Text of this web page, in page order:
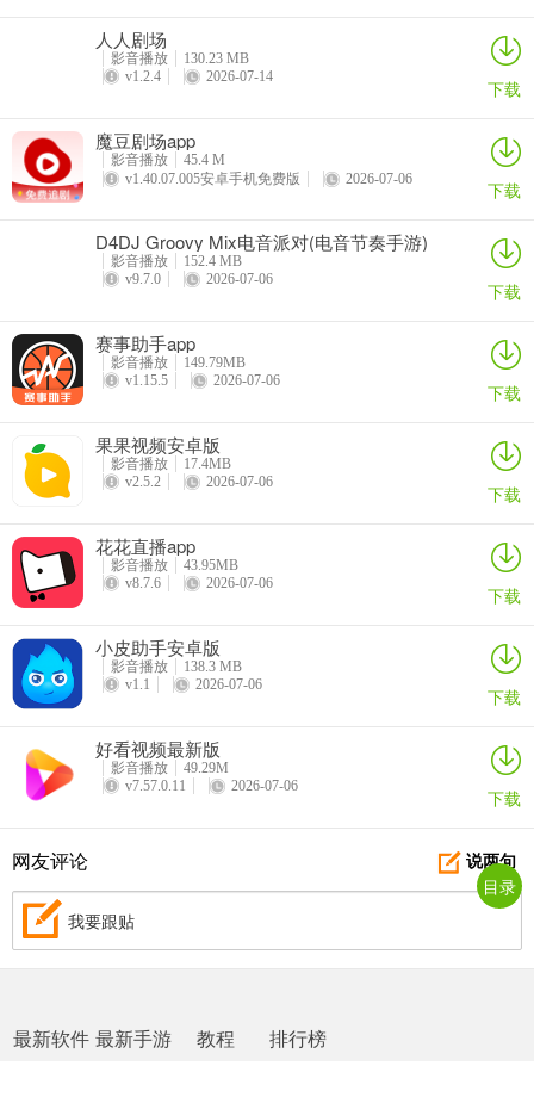
人人剧场
影音播放
130.23 MB
v1.2.4
2026-07-14 下载
魔豆剧场app
影音播放
45.4 M
v1.40.07.005安卓手机免费版
2026-07-06 下载
D4DJ Groovy Mix电音派对(电音节奏手游)
影音播放
152.4 MB
v9.7.0
2026-07-06 下载
赛事助手app
影音播放
149.79MB
v1.15.5
2026-07-06 下载
果果视频安卓版
影音播放
17.4MB
v2.5.2
2026-07-06 下载
花花直播app
影音播放
43.95MB
v8.7.6
2026-07-06 下载
小皮助手安卓版
影音播放
138.3 MB
v1.1
2026-07-06 下载
好看视频最新版
影音播放
49.29M
v7.57.0.11
2026-07-06 下载
说两句
网友评论
我要跟贴
最新软件 最新手游 教程 排行榜
目录